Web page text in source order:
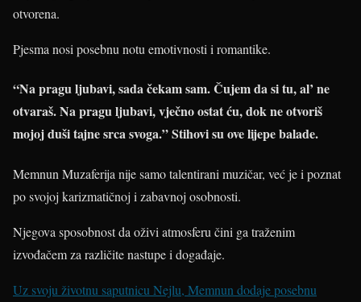
otvorena.
Pjesma nosi posebnu notu emotivnosti i romantike.
“Na pragu ljubavi, sada čekam sam. Čujem da si tu, al’ ne
otvaraš. Na pragu ljubavi, vječno ostat ću, dok ne otvoriš
mojoj duši tajne srca svoga.” Stihovi su ove lijepe balade.
Memnun Muzaferija nije samo talentirani muzičar, već je i poznat
po svojoj karizmatičnoj i zabavnoj osobnosti.
Njegova sposobnost da oživi atmosferu čini ga traženim
izvođačem za različite nastupe i događaje.
Uz svoju životnu saputnicu Nejlu, Memnun dodaje posebnu